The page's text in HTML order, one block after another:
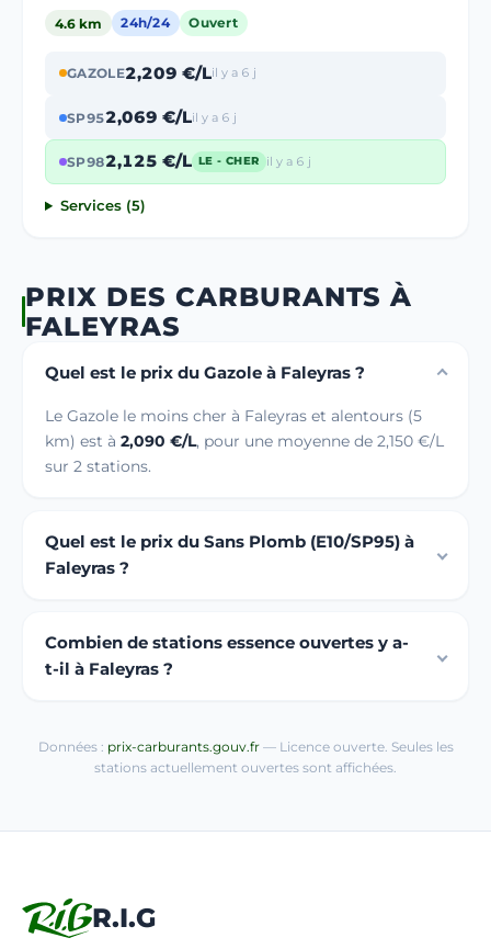
4.6 km 24h/24 Ouvert
GAZOLE2,209 €/Lil y a 6 j
SP952,069 €/Lil y a 6 j
SP982,125 €/L LE - CHER il y a 6 j
Services (5)
PRIX DES CARBURANTS À
FALEYRAS
Quel est le prix du Gazole à Faleyras ?
Le Gazole le moins cher à Faleyras et alentours (5
km) est à 2,090 €/L, pour une moyenne de 2,150 €/L
sur 2 stations.
Quel est le prix du Sans Plomb (E10/SP95) à
Faleyras ?
Combien de stations essence ouvertes y a-
t-il à Faleyras ?
Données : prix-carburants.gouv.fr— Licence ouverte. Seules les
stations actuellement ouvertes sont affichées.
R.I.G